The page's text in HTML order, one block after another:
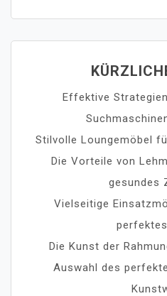
Effektive
Stilvolle Loungemöbel
Die Vorteile von
gesundes
Vielseitige
Die Kunst der
Auswahl des